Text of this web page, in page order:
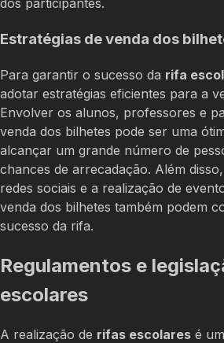
dos participantes.
Estratégias de venda dos
Para garantir o sucesso da rifa
adotar estratégias eficientes para a
Envolver os alunos, professores e
venda dos bilhetes pode ser uma
alcançar um grande número de
chances de arrecadação. Além
redes sociais e a realização de
venda dos bilhetes também podem
sucesso da rifa.
Regulamentos e
escolares
A realização de rifas escolares é